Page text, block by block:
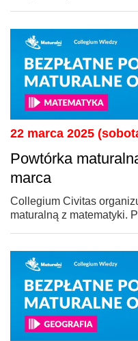
22 marca 2025
Powtórka
marca
Collegium Civitas
maturalną z matematyki.